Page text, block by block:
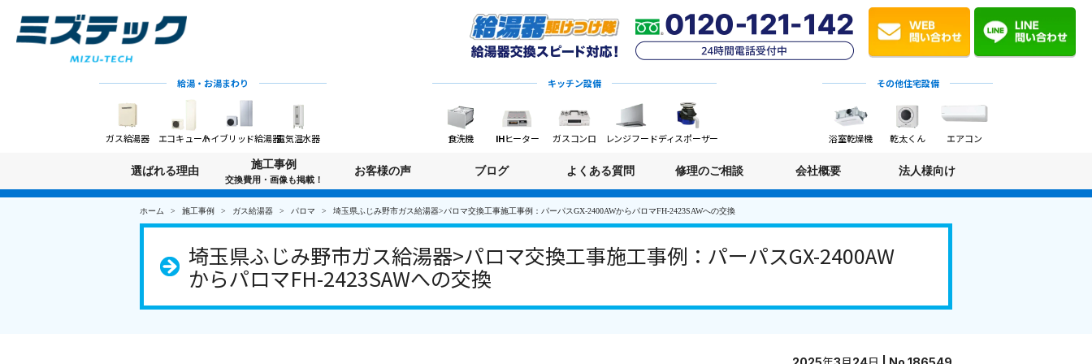
給湯・お湯まわり
ガス給湯器 エコキュートハイブリッド給湯器電気温水器
キッチン設備
食洗機 IHヒーター ガスコンロ レンジフードディスポーザー
その他住宅設備
浴室乾燥機 乾太くん エアコン
選ばれる理由
施工事例
交換費用・画像も掲載！
お客様の声 ブログ よくある質問 修理のご相談 会社概要 法人様向け
ホーム 施工事例 ガス給湯器 パロマ 埼玉県ふじみ野市ガス給湯器>パロマ交換工事施工事例：パーパスGX-2400AWからパロマFH-2423SAWへの交換
埼玉県ふじみ野市ガス給湯器>パロマ交換工事施工事例：パーパスGX-2400AW
からパロマFH-2423SAWへの交換